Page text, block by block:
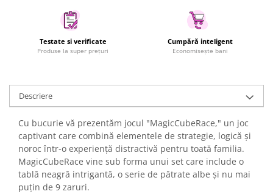
Aparate Racire Aer
Aragaze si cuptoare cu microunde
Climatizare & sisteme de incalzire
Electrocasnice pentru Bucatarie
Ingrijire Locuinta
Purificatoare de aer
Fashion
Bijuterii
Ceasuri barbatesti
Ceasuri dama
Cutii, curele si accesorii ceasuri
Testate si verificate
Produse la super prețuri
Cumpără inteligent
Economisește bani
Descriere
Cu bucurie vă prezentăm jocul "MagicCubeRace," un joc
captivant care combină elementele de strategie, logică și
noroc într-o experiență distractivă pentru toată familia.
MagicCubeRace vine sub forma unui set care include o
tablă neagră intrigantă, o serie de pătrate albe și nu mai
puțin de 9 zaruri.